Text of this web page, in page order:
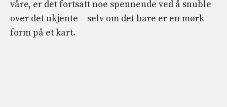
våre, er det fortsatt noe spennende ved å snuble
over det ukjente – selv om det bare er en mørk
form på et kart.